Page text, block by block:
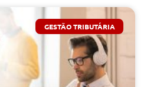
GESTÃO TRIBUTÁRIA